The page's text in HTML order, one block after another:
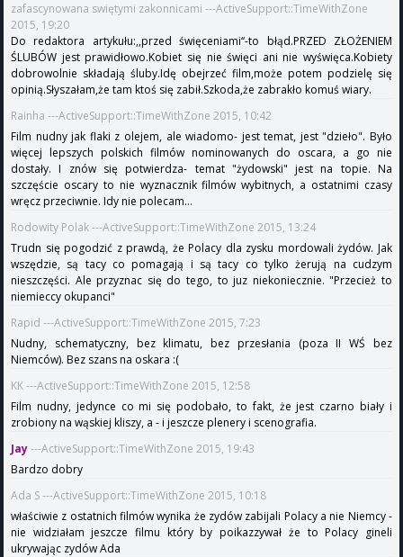
zafascynowana swiętymi zakonnicami ---ActiveSupport::TimeWithZone
2015, 19:20
Do redaktora artykułu:,,przed święceniami‘‘-to błąd.PRZED ZŁOŻENIEM
ŚLUBÓW jest prawidłowo.Kobiet się nie święci ani nie wyświęca.Kobiety
dobrowolnie składają śluby.Idę obejrzeć film,może potem podzielę się
opinią.Słyszałam,że tam ktoś się zabił.Szkoda,że zabrakło komuś wiary.
Rainha ---ActiveSupport::TimeWithZone 2015, 10:42
Film nudny jak flaki z olejem, ale wiadomo- jest temat, jest "dzieło". Było
więcej lepszych polskich filmów nominowanych do oscara, a go nie
dostały. I znów się potwierdza- temat "żydowski" jest na topie. Na
szczęście oscary to nie wyznacznik filmów wybitnych, a ostatnimi czasy
wręcz przeciwnie. Idy nie polecam...
Rodowity Polak ---ActiveSupport::TimeWithZone 2015, 13:24
Trudn się pogodzić z prawdą, że Polacy dla zysku mordowali żydów. Jak
wszędzie, są tacy co pomagają i są tacy co tylko żerują na cudzym
nieszczęści. Ale przyznac się do tego, to juz niekoniecznie. "Przecież to
niemieccy okupanci"
Rapid ---ActiveSupport::TimeWithZone 2015, 7:23
Nudny, schematyczny, bez klimatu, bez przesłania (poza II WŚ bez
Niemców). Bez szans na oskara :(
KK ---ActiveSupport::TimeWithZone 2015, 12:58
Film nudny, jedynce co mi się podobało, to fakt, że jest czarno biały i
zrobiony na wąskiej kliszy, a - i jeszcze plenery i scenografia.
Jay---ActiveSupport::TimeWithZone 2015, 19:43
Bardzo dobry
Ada S ---ActiveSupport::TimeWithZone 2015, 10:18
właściwie z ostatnich filmów wynika że zydów zabijali Polacy a nie Niemcy -
nie widziałam jeszcze filmu który by poikazzywał że to Polacy gineli
ukrywając zydów Ada